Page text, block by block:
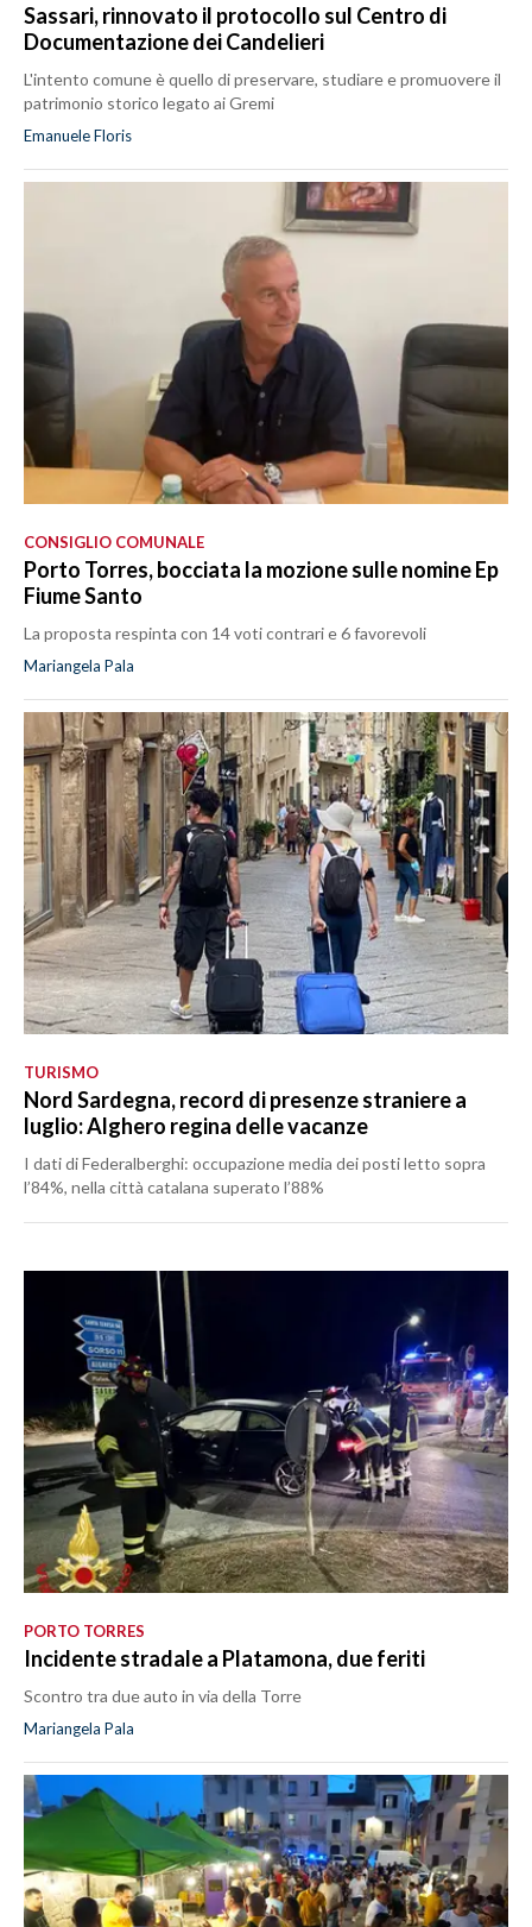
Sassari, rinnovato il protocollo sul Centro di
Documentazione dei Candelieri
L'intento comune è quello di preservare, studiare e promuovere il
patrimonio storico legato ai Gremi
Emanuele Floris
CONSIGLIO COMUNALE
Porto Torres, bocciata la mozione sulle nomine Ep
Fiume Santo
La proposta respinta con 14 voti contrari e 6 favorevoli
Mariangela Pala
TURISMO
Nord Sardegna, record di presenze straniere a
luglio: Alghero regina delle vacanze
I dati di Federalberghi: occupazione media dei posti letto sopra
l’84%, nella città catalana superato l’88%
PORTO TORRES
Incidente stradale a Platamona, due feriti
Scontro tra due auto in via della Torre
Mariangela Pala